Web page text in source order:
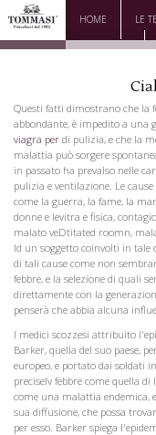
HOME LE
DOWNLOAD
Questi fatti dimostrano che la
abbondante, è impedito a
viagra per di pulizia, e che la
malattia può sorgere
in passato ha prevalso nelle
pulizia e ventilazione. Le
come la guerra, la fame, la
donne e levitra e fisica,
malato veDtitated roomn,
Id un soggetto coinvolti in tale
di tali cause come non
febbre, e la selezione di quali
direttamente con la
penserà che abbia alcuna
I medici scozzesi attribuito
Barker, quella del suo paese,
europeo, e portato dai soldati
preciselv febbre come quella
come una malattia endemica,
sua diffusione, che possa
per esso. Barker spiega